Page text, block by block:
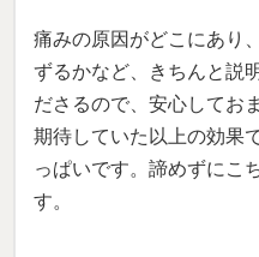
っぱいです。諦めずにこ
す。